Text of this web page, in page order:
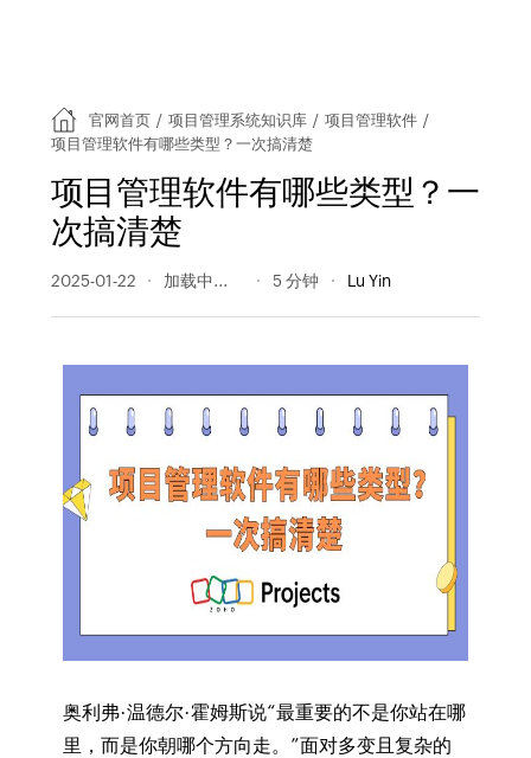
官网首页 / 项目管理系统知识库 / 项目管理软件 /
项目管理软件有哪些类型？一次搞清楚
项目管理软件有哪些类型？一
次搞清楚
2025-01-22 192 阅读量 5 分钟 Lu Yin
奥利弗·温德尔·霍姆斯说“最重要的不是你站在哪
里，而是你朝哪个方向走。”面对多变且复杂的